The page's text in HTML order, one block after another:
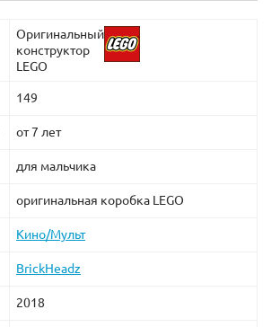
Оригинальный
конструктор
LEGO
149
от 7 лет
для мальчика
оригинальная коробка LEGO
Кино/Мульт
BrickHeadz
2018